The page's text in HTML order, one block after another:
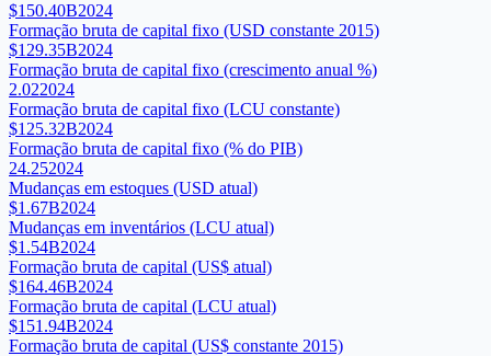
$150.40B2024
Formação bruta de capital fixo (USD constante 2015)
$129.35B2024
Formação bruta de capital fixo (crescimento anual %)
2.022024
Formação bruta de capital fixo (LCU constante)
$125.32B2024
Formação bruta de capital fixo (% do PIB)
24.252024
Mudanças em estoques (USD atual)
$1.67B2024
Mudanças em inventários (LCU atual)
$1.54B2024
Formação bruta de capital (US$ atual)
$164.46B2024
Formação bruta de capital (LCU atual)
$151.94B2024
Formação bruta de capital (US$ constante 2015)